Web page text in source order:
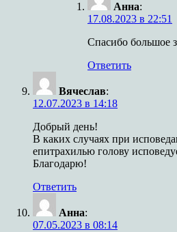
Анна:
17.08.2023 в 22:51
Спасибо большое
Ответить
Вячеслав:
12.07.2023 в 14:18
Добрый день!
В каких случаях при
епитрахилью голову
Благодарю!
Ответить
Анна:
07.05.2023 в 08:14